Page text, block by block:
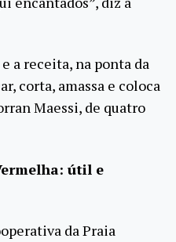
a receita, na ponta da
corta, amassa e coloca
Maessi, de quatro
útil e
da Praia